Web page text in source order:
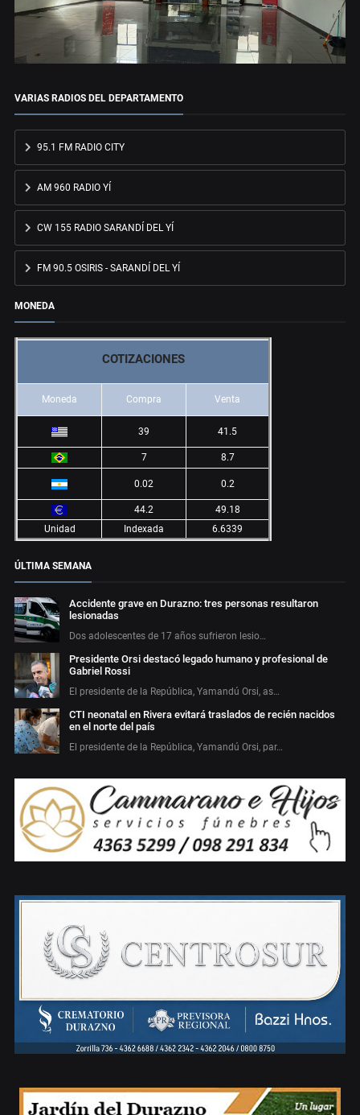
VARIAS RADIOS DEL DEPARTAMENTO
95.1 FM RADIO CITY
AM 960 RADIO YÍ
CW 155 RADIO SARANDÍ DEL YÍ
FM 90.5 OSIRIS - SARANDÍ DEL YÍ
MONEDA
COTIZACIONES
Moneda Compra Venta
39 41.5
7 8.7
0.02 0.2
44.2
49.18
Unidad
Indexada 6.6339
ÚLTIMA SEMANA
Accidente grave en Durazno: tres personas resultaron
lesionadas
Dos adolescentes de 17 años sufrieron lesio…
Presidente Orsi destacó legado humano y profesional de
Gabriel Rossi
El presidente de la República, Yamandú Orsi, as…
CTI neonatal en Rivera evitará traslados de recién nacidos
en el norte del país
El presidente de la República, Yamandú Orsi, par…